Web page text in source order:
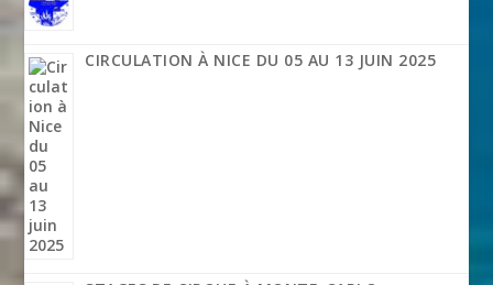
CIRCULATION À NICE DU 05 AU 13 JUIN 2025